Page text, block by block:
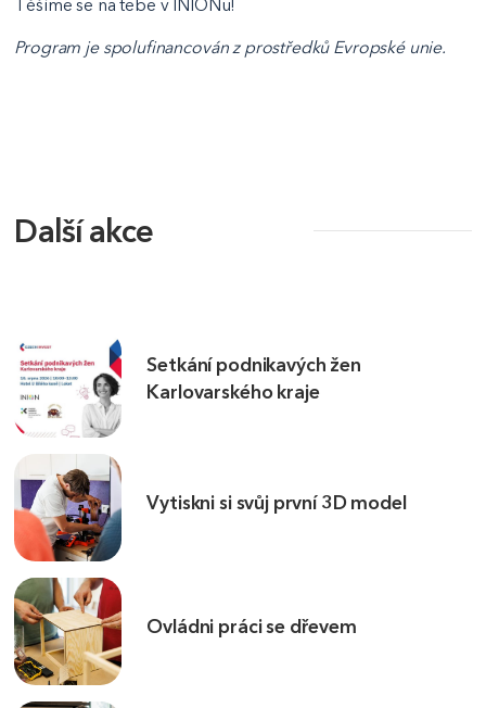
Těšíme se na tebe v INIONu!
Program je spolufinancován z prostředků Evropské unie.
Další akce
Setkání podnikavých žen
Karlovarského kraje
Vytiskni si svůj první 3D model
Ovládni práci se dřevem